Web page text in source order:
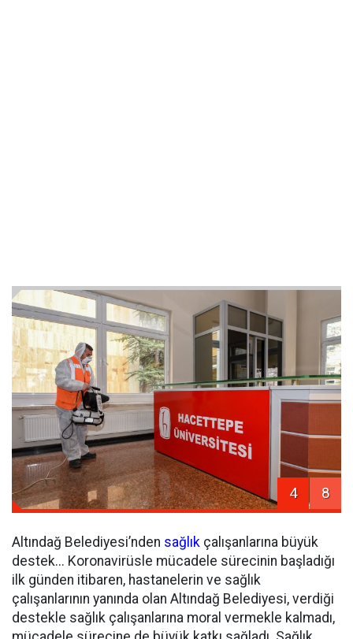
4 8
Altındağ Belediyesi’nden sağlık çalışanlarına büyük
destek... Koronavirüsle mücadele sürecinin başladığı
ilk günden itibaren, hastanelerin ve sağlık
çalışanlarının yanında olan Altındağ Belediyesi, verdiği
destekle sağlık çalışanlarına moral vermekle kalmadı,